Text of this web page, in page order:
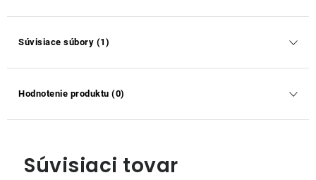
Súvisiace súbory (1)
Hodnotenie produktu (0)
Súvisiaci tovar